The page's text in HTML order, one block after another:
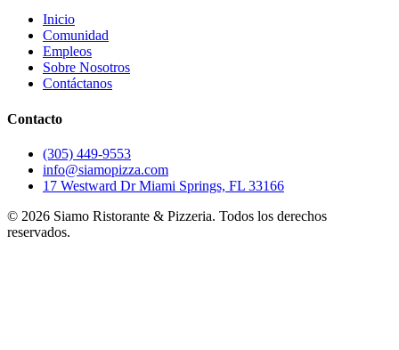
Inicio
Comunidad
Empleos
Sobre Nosotros
Contáctanos
Contacto
(305) 449-9553
info@siamopizza.com
17 Westward Dr Miami Springs, FL 33166
© 2026 Siamo Ristorante & Pizzeria. Todos los derechos
reservados.